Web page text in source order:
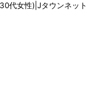
代女性)|Jタウンネット